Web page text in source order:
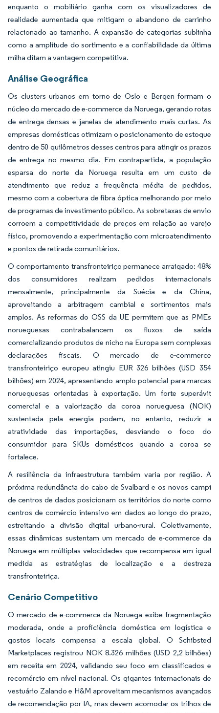
enquanto o mobiliário ganha com os visualizadores de
realidade aumentada que mitigam o abandono de carrinho
relacionado ao tamanho. A expansão de categorias sublinha
como a amplitude do sortimento e a confiabilidade da última
milha ditam a vantagem competitiva.
Análise Geográfica
Os clusters urbanos em torno de Oslo e Bergen formam o
núcleo do mercado de e-commerce da Noruega, gerando rotas
de entrega densas e janelas de atendimento mais curtas. As
empresas domésticas otimizam o posicionamento de estoque
dentro de 50 quilômetros desses centros para atingir os prazos
de entrega no mesmo dia. Em contrapartida, a população
esparsa do norte da Noruega resulta em um custo de
atendimento que reduz a frequência média de pedidos,
mesmo com a cobertura de fibra óptica melhorando por meio
de programas de investimento público. As sobretaxas de envio
corroem a competitividade de preços em relação ao varejo
físico, promovendo a experimentação com microatendimento
e pontos de retirada comunitários.
O comportamento transfronteiriço permanece arraigado: 48%
dos consumidores realizam pedidos internacionais
mensalmente, principalmente da Suécia e da China,
aproveitando a arbitragem cambial e sortimentos mais
amplos. As reformas do OSS da UE permitem que as PMEs
norueguesas contrabalancem os fluxos de saída
comercializando produtos de nicho na Europa sem complexas
declarações fiscais. O mercado de e-commerce
transfronteiriço europeu atingiu EUR 326 bilhões (USD 354
bilhões) em 2024, apresentando amplo potencial para marcas
norueguesas orientadas à exportação. Um forte superávit
comercial e a valorização da coroa norueguesa (NOK)
sustentada pela energia podem, no entanto, reduzir a
atratividade das importações, desviando o foco do
consumidor para SKUs domésticos quando a coroa se
fortalece.
A resiliência da infraestrutura também varia por região. A
próxima redundância do cabo de Svalbard e os novos campi
de centros de dados posicionam os territórios do norte como
centros de comércio intensivo em dados ao longo do prazo,
estreitando a divisão digital urbano-rural. Coletivamente,
essas dinâmicas sustentam um mercado de e-commerce da
Noruega em múltiplas velocidades que recompensa em igual
medida as estratégias de localização e a destreza
transfronteiriça.
Cenário Competitivo
O mercado de e-commerce da Noruega exibe fragmentação
moderada, onde a proficiência doméstica em logística e
gostos locais compensa a escala global. O Schibsted
Marketplaces registrou NOK 8.326 milhões (USD 2,2 bilhões)
em receita em 2024, validando seu foco em classificados e
recomércio em nível nacional. Os gigantes internacionais de
vestuário Zalando e H&M aproveitam mecanismos avançados
de recomendação por IA, mas devem acomodar os trilhos de